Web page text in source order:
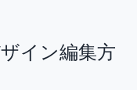
イン編集方